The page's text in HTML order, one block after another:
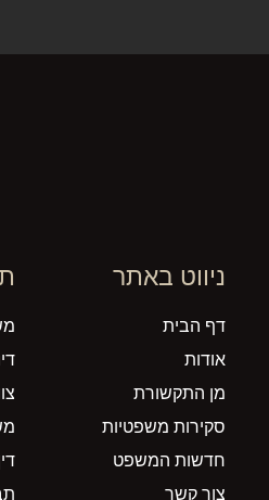
ניווט באתר
דף הבית
אודות
מן התקשורת
סקירות משפטיות
חדשות המשפט
צור קשר